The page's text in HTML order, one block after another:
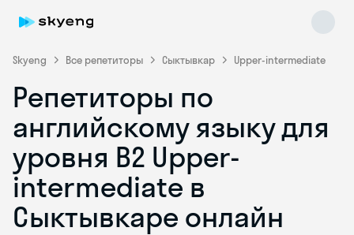
Skyeng Все репетиторы Сыктывкар Upper-intermediate
Репетиторы по
английскому языку для
уровня B2 Upper-
intermediate в
Сыктывкаре онлайн
online